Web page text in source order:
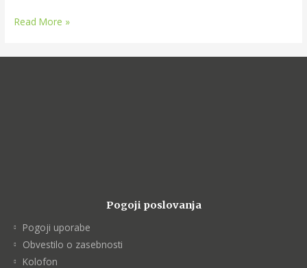
Read More »
Pogoji poslovanja
Pogoji uporabe
Obvestilo o zasebnosti
Kolofon